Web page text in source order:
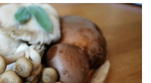
趁機推薦日本蕎麥麵店的豬排
吃，下次一定要試試。」至於來
致點名小籠包，每次到訪都必排
知道的隱藏名店。談到成軍15
登「京都大作戰」音樂祭的瞬